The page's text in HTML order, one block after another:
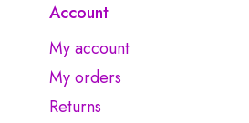
Account
My account
My orders
Returns